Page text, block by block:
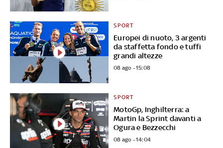
Europei di nuoto, 3 argenti
da staffetta fondo e tuffi
grandi altezze
SPORT
08 ago - 15:08
MotoGp, Inghilterra: a
Martin la Sprint davanti a
Ogura e Bezzecchi
SPORT
08 ago - 14:04